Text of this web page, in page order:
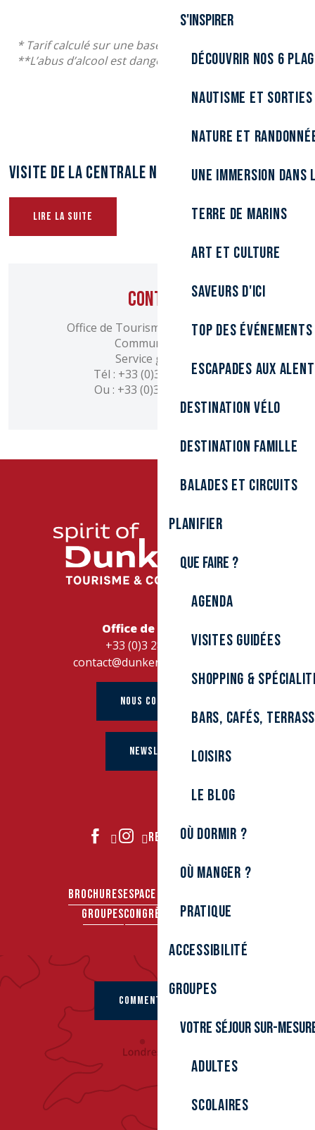
S'inspirer
Découvrir nos 6
Nautisme et sorties
Nature et
Une immersion
Terre de marins
Art et culture
Saveurs d'ici
Top des événements
Escapades aux
Destination Vélo
Destination Famille
Balades et circuits
Planifier
Que faire ?
Agenda
Visites guidées
Shopping &
Bars, cafés,
Loisirs
Le Blog
Où dormir ?
Où manger ?
Pratique
Accessibilité
Groupes
Votre séjour sur-
Adultes
Scolaires
* Tarif calculé sur une base 10 personnes.
**L’abus d’alcool est dangereux pour la santé
VISITE DE LA CENTRALE NUCLÉAIRE EDF
LIRE LA SUITE
Contact
Office de Tourisme et des Congrès
Communautaire
Service groupes
Tél : +33 (0)3 28 26 27 31
Ou : +33 (0)3 28 58 85 13
Office de Tourisme
+33 (0)3 28 26 27 28
contact@dunkerque-tourisme.fr
NOUS CONTACTER
NEWSLETTER
REJOIGNEZ-NOUS
BROCHURESESPACE PRO
GROUPESCONGRÈS & SÉMINAIRES
COMMENT VENIR ?